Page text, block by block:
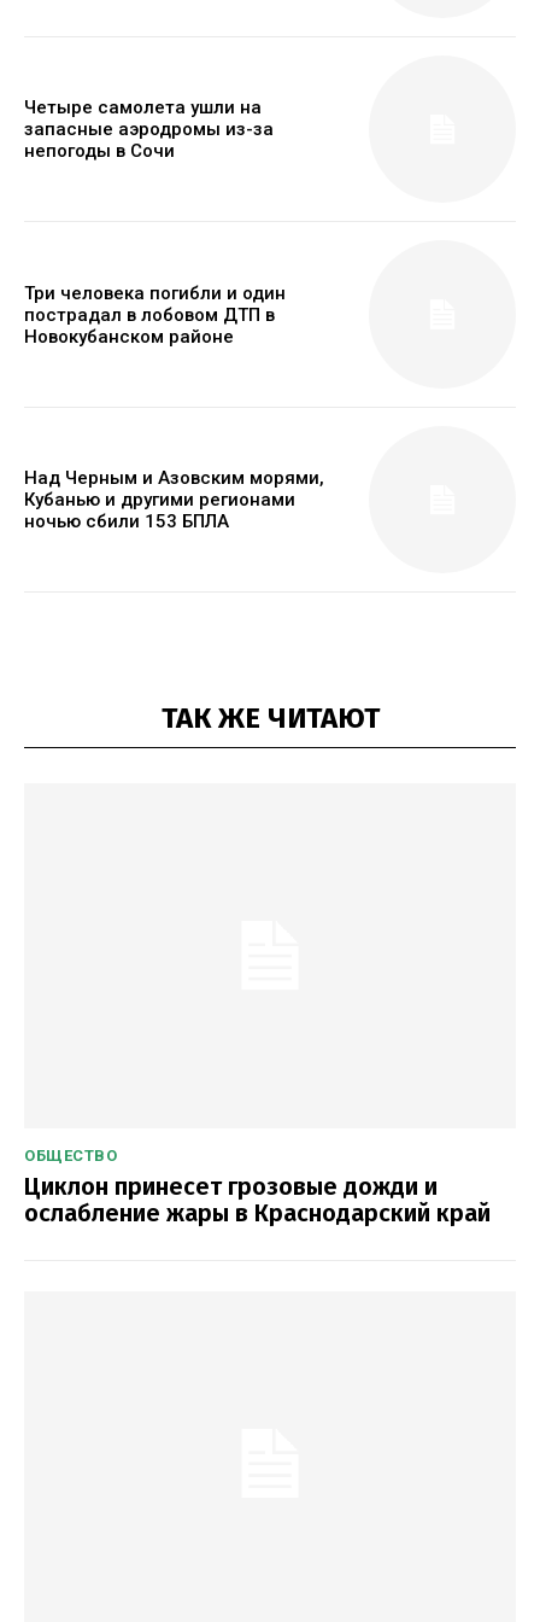
Четыре самолета ушли на
запасные аэродромы из-за
непогоды в Сочи
Три человека погибли и один
пострадал в лобовом ДТП в
Новокубанском районе
Над Черным и Азовским морями,
Кубанью и другими регионами
ночью сбили 153 БПЛА
ТАК ЖЕ ЧИТАЮТ
ОБЩЕСТВО
Циклон принесет грозовые дожди и
ослабление жары в Краснодарский край